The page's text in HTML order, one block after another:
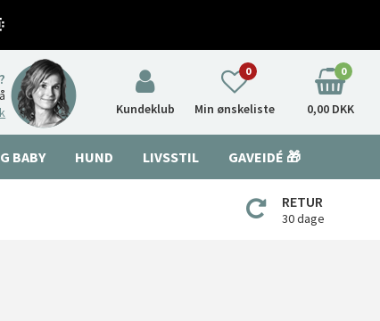
Kundeklub Min ønskeliste
0 0
0,00 DKK
BABY HUND LIVSSTIL GAVEIDÉ 🎁
RETUR
30 dage